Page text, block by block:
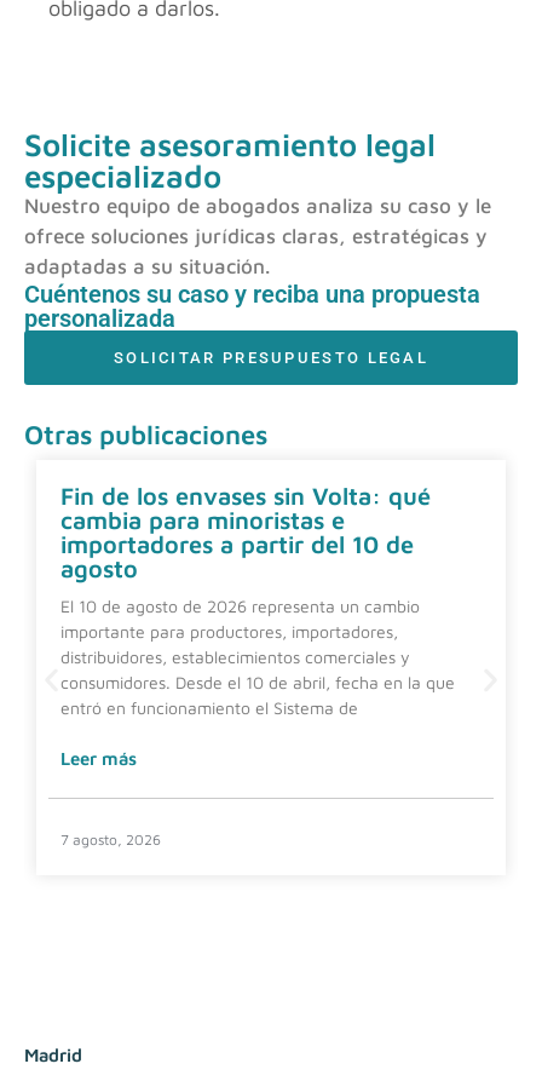
obligado a darlos.
Solicite asesoramiento legal
especializado
Nuestro equipo de abogados analiza su caso y le
ofrece soluciones jurídicas claras, estratégicas y
adaptadas a su situación.
Cuéntenos su caso y reciba una propuesta
personalizada
SOLICITAR PRESUPUESTO LEGAL
Otras publicaciones
Fin de los envases sin Volta: qué
cambia para minoristas e
importadores a partir del 10 de
agosto
El 10 de agosto de 2026 representa un cambio
importante para productores, importadores,
distribuidores, establecimientos comerciales y
consumidores. Desde el 10 de abril, fecha en la que
entró en funcionamiento el Sistema de
Leer más
7 agosto, 2026
Madrid